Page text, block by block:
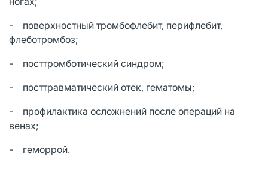
- поверхностный тромбофлебит, перифлебит,
флеботромбоз;
- посттромботический синдром;
- посттравматический отек, гематомы;
- профилактика осложнений после операций на
венах;
- геморрой.